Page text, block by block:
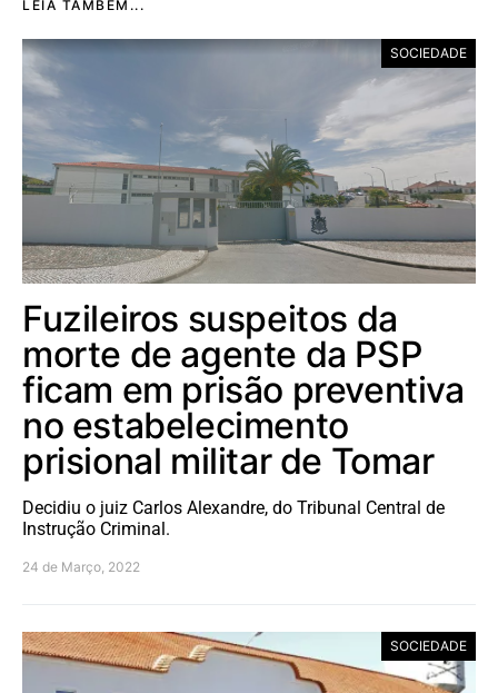
LEIA TAMBÉM...
SOCIEDADE
Fuzileiros suspeitos da
morte de agente da PSP
ficam em prisão preventiva
no estabelecimento
prisional militar de Tomar
Decidiu o juiz Carlos Alexandre, do Tribunal Central de
Instrução Criminal.
24 de Março, 2022
SOCIEDADE